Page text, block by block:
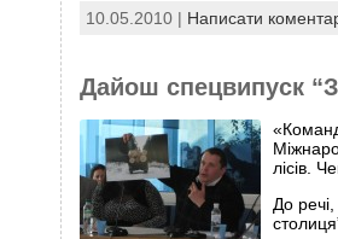
10.05.2010 | Написати
Дайош спецвипуск
лісів.
До